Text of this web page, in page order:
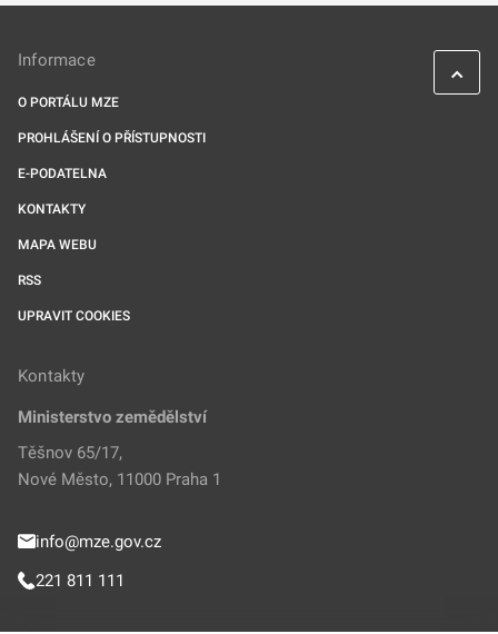
Informace
O PORTÁLU MZE
PROHLÁŠENÍ O PŘÍSTUPNOSTI
E-PODATELNA
KONTAKTY
MAPA WEBU
RSS
UPRAVIT COOKIES
Kontakty
Ministerstvo zemědělství
Těšnov 65/17,
Nové Město, 11000 Praha 1
info@mze.gov.cz
221 811 111